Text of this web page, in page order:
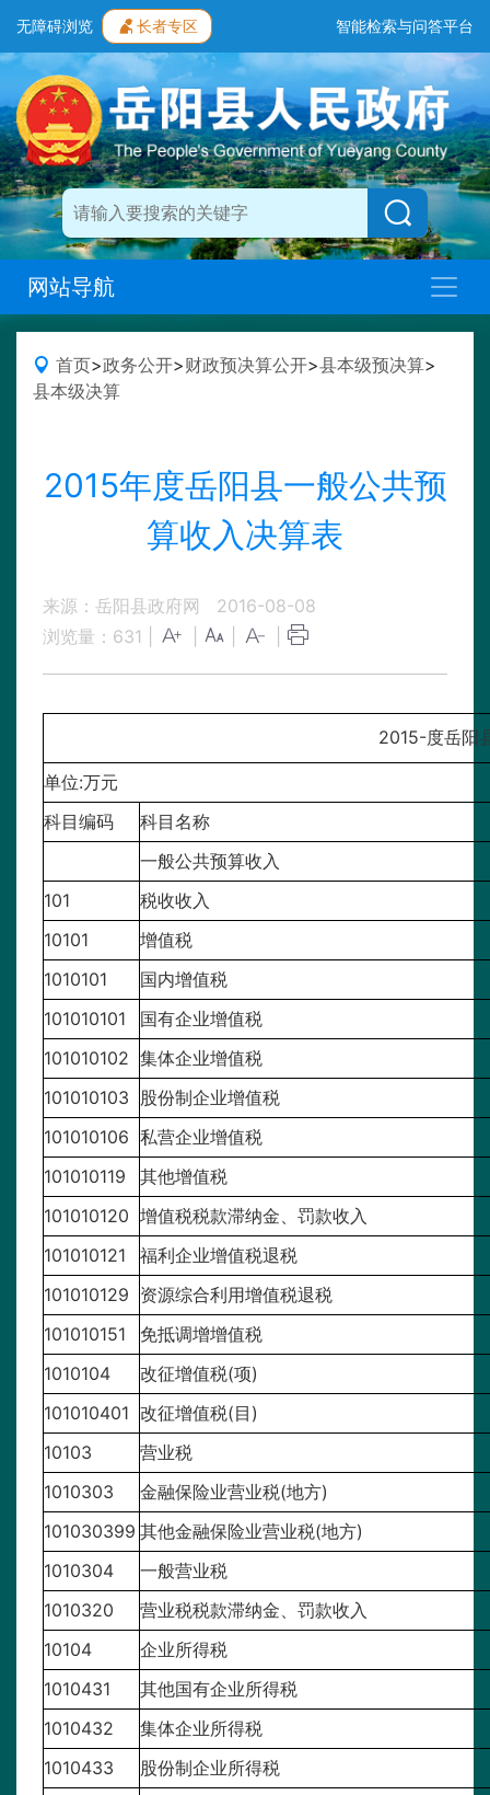
无障碍浏览 长者专区 智能检索与问答平台
网站导航
首页>政务公开>财政预决算公开>县本级预决算>
县本级决算
2015年度岳阳县一般公共预
算收入决算表
来源：岳阳县政府网
2016-08-08
浏览量： 631
2015-度岳阳
单位:万元
科目编码
科目名称
一般公共预算收入
101
税收收入
10101
增值税
1010101
国内增值税
101010101
国有企业增值税
101010102 集体企业增值税
101010103 股份制企业增值税
101010106 私营企业增值税
101010119
其他增值税
101010120 增值税税款滞纳金、罚款收入
101010121
福利企业增值税退税
101010129 资源综合利用增值税退税
101010151
免抵调增增值税
1010104
改征增值税(项)
101010401 改征增值税(目)
10103
营业税
1010303
金融保险业营业税(地方)
101030399 其他金融保险业营业税(地方)
1010304
一般营业税
1010320
营业税税款滞纳金、罚款收入
10104
企业所得税
1010431
其他国有企业所得税
1010432
集体企业所得税
1010433
股份制企业所得税